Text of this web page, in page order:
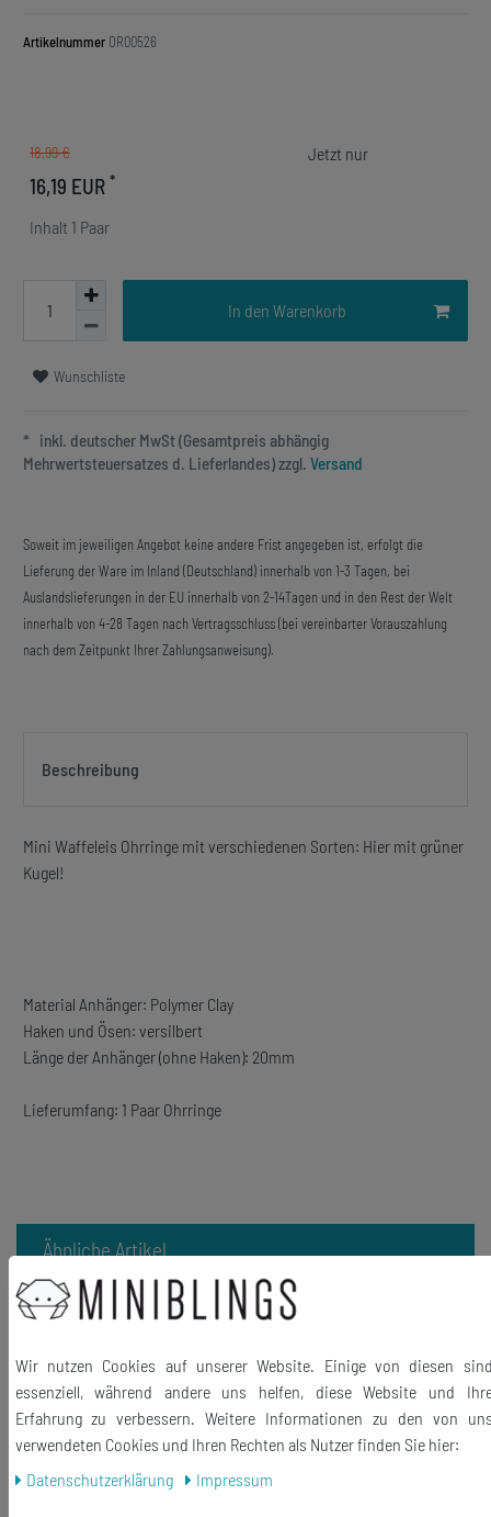
Artikelnummer OR00526
18,99 €
16,19 EUR *
Inhalt 1 Paar
In den Warenkorb
Wunschliste
* inkl. deutscher MwSt (Gesamtpreis abhängig
Mehrwertsteuersatzes d. Lieferlandes) zzgl. Versand
Soweit im jeweiligen Angebot keine andere Frist angegeben ist, erfolgt die
Lieferung der Ware im Inland (Deutschland) innerhalb von 1-3 Tagen, bei
Auslandslieferungen in der EU innerhalb von 2-14Tagen und in den Rest der Welt
innerhalb von 4-28 Tagen nach Vertragsschluss (bei vereinbarter Vorauszahlung
nach dem Zeitpunkt Ihrer Zahlungsanweisung).
Beschreibung
Mini Waffeleis Ohrringe mit verschiedenen Sorten: Hier mit grüner
Kugel!
Material Anhänger: Polymer Clay
Haken und Ösen: versilbert
Länge der Anhänger (ohne Haken): 20mm
Lieferumfang: 1 Paar Ohrringe
Ähnliche Artikel
-28%
Pizza Ohrringe Miniblings Hänger
bunt
14,99 €
10,79 € *
Wir nutzen Cookies auf unserer Website. Einige von diesen
essenziell, während andere uns helfen, diese Website und
Erfahrung zu verbessern. Weitere Informationen zu den von
verwendeten Cookies und Ihren Rechten als Nutzer finden Sie hier:
Daten­schutz­erklärung
Impressum